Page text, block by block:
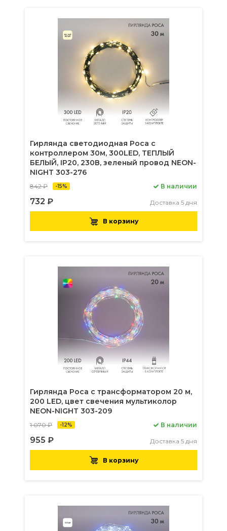
Гирлянда светодиодная Роса с
контроллером 30м, 300LED, ТЕПЛЫЙ
БЕЛЫЙ, IP20, 230В, зеленый провод NEON-
NIGHT 303-276
842 ₽ -15%
732 ₽
В наличии
Доставка 5 дня
В корзину
Гирлянда Роса с трансформатором 20 м,
200 LED, цвет свечения мультиколор
NEON-NIGHT 303-209
1 070 ₽ -12%
955 ₽
В наличии
Доставка 5 дня
В корзину